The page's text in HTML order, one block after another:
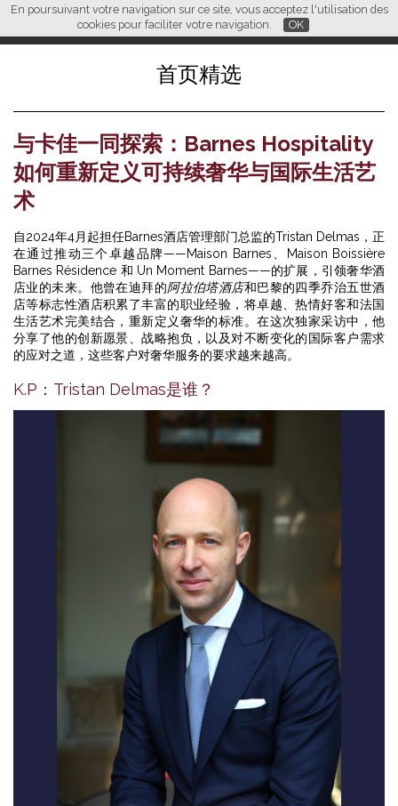
En poursuivant votre navigation sur ce site, vous acceptez l'utilisation des
cookies pour faciliter votre navigation.
OK
FR EN CN
L M
首页精选
与卡佳一同探索：Barnes Hospitality
如何重新定义可持续奢华与国际生活艺
术
自2024年4月起担任Barnes酒店管理部门总监的Tristan Delmas，正
在通过推动三个卓越品牌——Maison Barnes、Maison Boissière
Barnes Résidence 和 Un Moment Barnes——的扩展，引领奢华酒
店业的未来。他曾在迪拜的阿拉伯塔酒店和巴黎的四季乔治五世酒
店等标志性酒店积累了丰富的职业经验，将卓越、热情好客和法国
生活艺术完美结合，重新定义奢华的标准。在这次独家采访中，他
分享了他的创新愿景、战略抱负，以及对不断变化的国际客户需求
的应对之道，这些客户对奢华服务的要求越来越高。
K.P：Tristan Delmas是谁？